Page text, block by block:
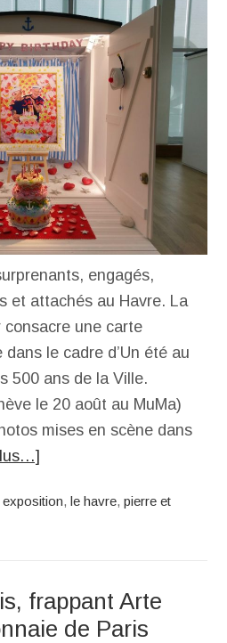
engagés,
et attachés au Havre. La
consacre une carte
le cadre d’Un été au
500 ans de la Ville.
le 20 août au MuMa)
mises en scène dans
exposition,le havre,pierre et
frappant Arte
de Paris